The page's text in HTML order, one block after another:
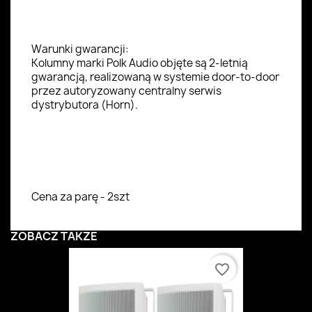
Warunki gwarancji:
Kolumny marki Polk Audio objęte są 2-letnią
gwarancją, realizowaną w systemie door-to-door
przez autoryzowany centralny serwis
dystrybutora (Horn).
Cena za parę - 2szt
ZOBACZ TAKŻE
favorite_border